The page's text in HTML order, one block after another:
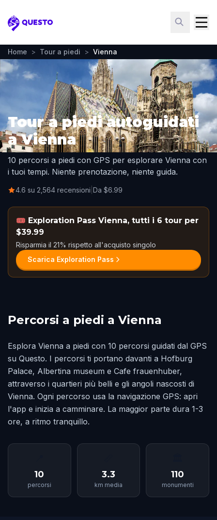
Questo
Home > Tour a piedi > Vienna
Tour a piedi autoguidati
a Vienna
10 percorsi a piedi con GPS per esplorare Vienna con
i tuoi tempi. Niente prenotazione, niente guida.
4.6 su 2,564 recensioni Da $6.99
🎟️ Exploration Pass Vienna, tutti i 6 tour per
$39.99
Risparmia il 21% rispetto all'acquisto singolo
Scarica Exploration Pass
Percorsi a piedi a Vienna
Esplora Vienna a piedi con 10 percorsi guidati dal GPS
su Questo. I percorsi ti portano davanti a Hofburg
Palace, Albertina museum e Cafe frauenhuber,
attraverso i quartieri più belli e gli angoli nascosti di
Vienna. Ogni percorso usa la navigazione GPS: apri
l'app e inizia a camminare. La maggior parte dura 1-3
ore, a ritmo tranquillo.
10
percorsi
3.3
km media
110
monumenti